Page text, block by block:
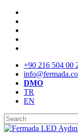
Skip
main
content
+90 216 504 00
DMO
TR
EN
Close